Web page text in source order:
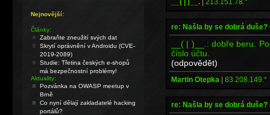
re: Našla by se dobrá
__( | )__.: dobře beru.
číslo účtu.
(odpovědět)
Martin Otepka | 83.208.149.*
re: Našla by se dobrá
Nejnovější:
Články:
Zabraňte zneužití svých dat
Skrytí oprávnění v Androidu (CVE-
2019-2089)
Studie: Třetina českých e-shopů
má bezpečnostní problémy!
Aktuality:
Pozvánka na OWASP meetup v
Brně
Co nyní dělají zakladatelé hacking
portálů?